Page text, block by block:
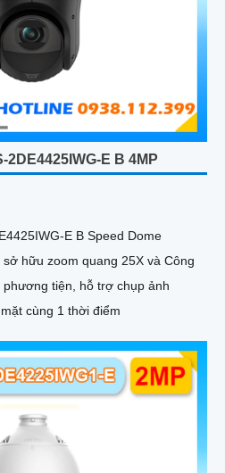
E B 4MP
E B Speed Dome
hữu zoom quang 25X và Công
tiện, hỗ trợ chụp ảnh
cùng 1 thời điểm